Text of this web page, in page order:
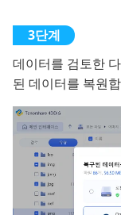
데이터를 검토한
된 데이터를 복원